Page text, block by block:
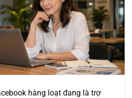
hàng loạt đang là trợ